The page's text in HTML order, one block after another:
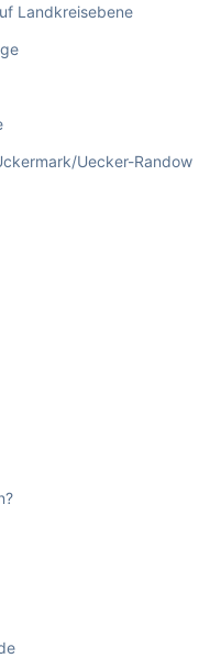
Landkreisebene
Uecker-Randow